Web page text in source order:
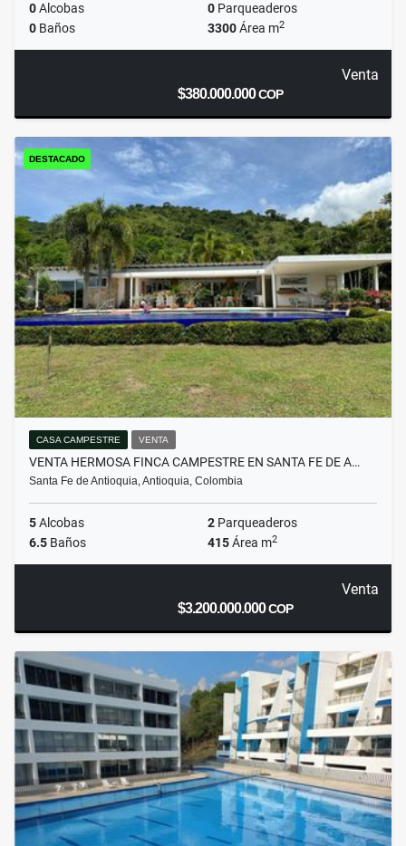
0Alcobas 0 Parqueaderos
0 Baños 3300Área m2
Venta
$380.000.000COP
DESTACADO
CASA CAMPESTRE VENTA
VENTA HERMOSA FINCA CAMPESTRE EN SANTA FE DE A…
Santa Fe de Antioquia, Antioquia, Colombia
5Alcobas 2 Parqueaderos
6.5 Baños 415Área m2
Venta
$3.200.000.000COP